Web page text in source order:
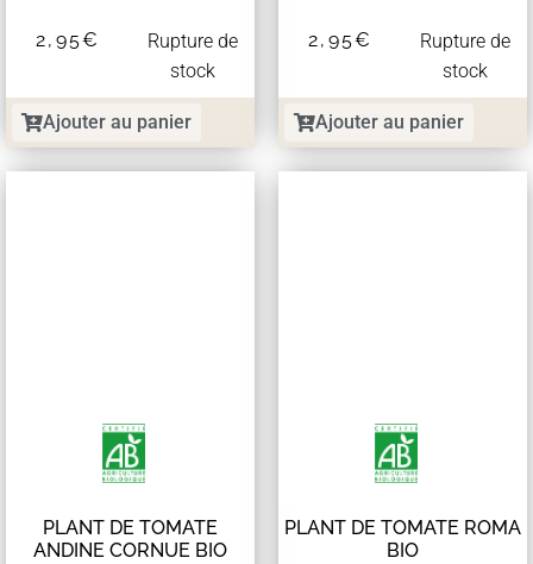
2,95€
Rupture de
stock
Ajouter au panier
2,95€
Rupture de
stock
Ajouter au panier
PLANT DE TOMATE
ANDINE CORNUE BIO
PLANT DE TOMATE ROMA
BIO